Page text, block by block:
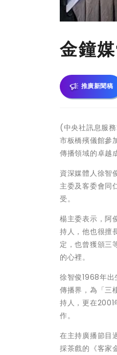
金鐘
推廣新聞稿
(中央社訊息服
市板橋殯儀館參
傳播領域的卓越
資深媒體人徐智
主委及客委會同
受。
楊主委表示，阿
持人，他也很擅
定，也曾獲頒三
的心裡。
徐智俊1968年出
傳播界，為「三
持人，更在
作。
在主持廣播節目
採茶戲的《客家